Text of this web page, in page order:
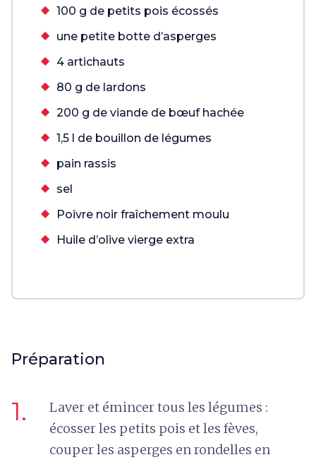
100 g de petits pois écossés
une petite botte d’asperges
4 artichauts
80 g de lardons
200 g de viande de bœuf hachée
1,5 l de bouillon de légumes
pain rassis
sel
Poivre noir fraîchement moulu
Huile d’olive vierge extra
Préparation
1.
Laver et émincer tous les légumes :
écosser les petits pois et les fèves,
couper les asperges en rondelles en